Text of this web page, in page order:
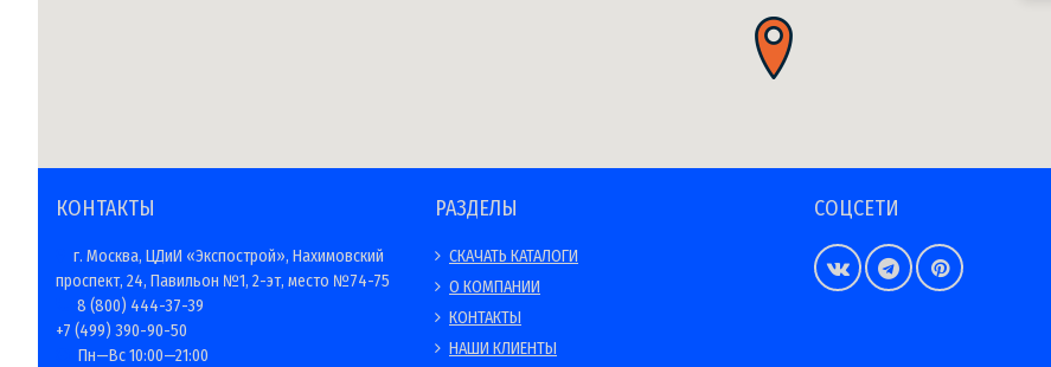
КОНТАКТЫ
г. Москва, ЦДиИ «Экспострой», Нахимовский
проспект, 24, Павильон №1, 2-эт, место №74-75
8 (800) 444-37-39
+7 (499) 390-90-50
Пн—Вс 10:00—21:00
РАЗДЕЛЫ
СКАЧАТЬ КАТАЛОГИ
О КОМПАНИИ
КОНТАКТЫ
НАШИ КЛИЕНТЫ
СОЦСЕТИ